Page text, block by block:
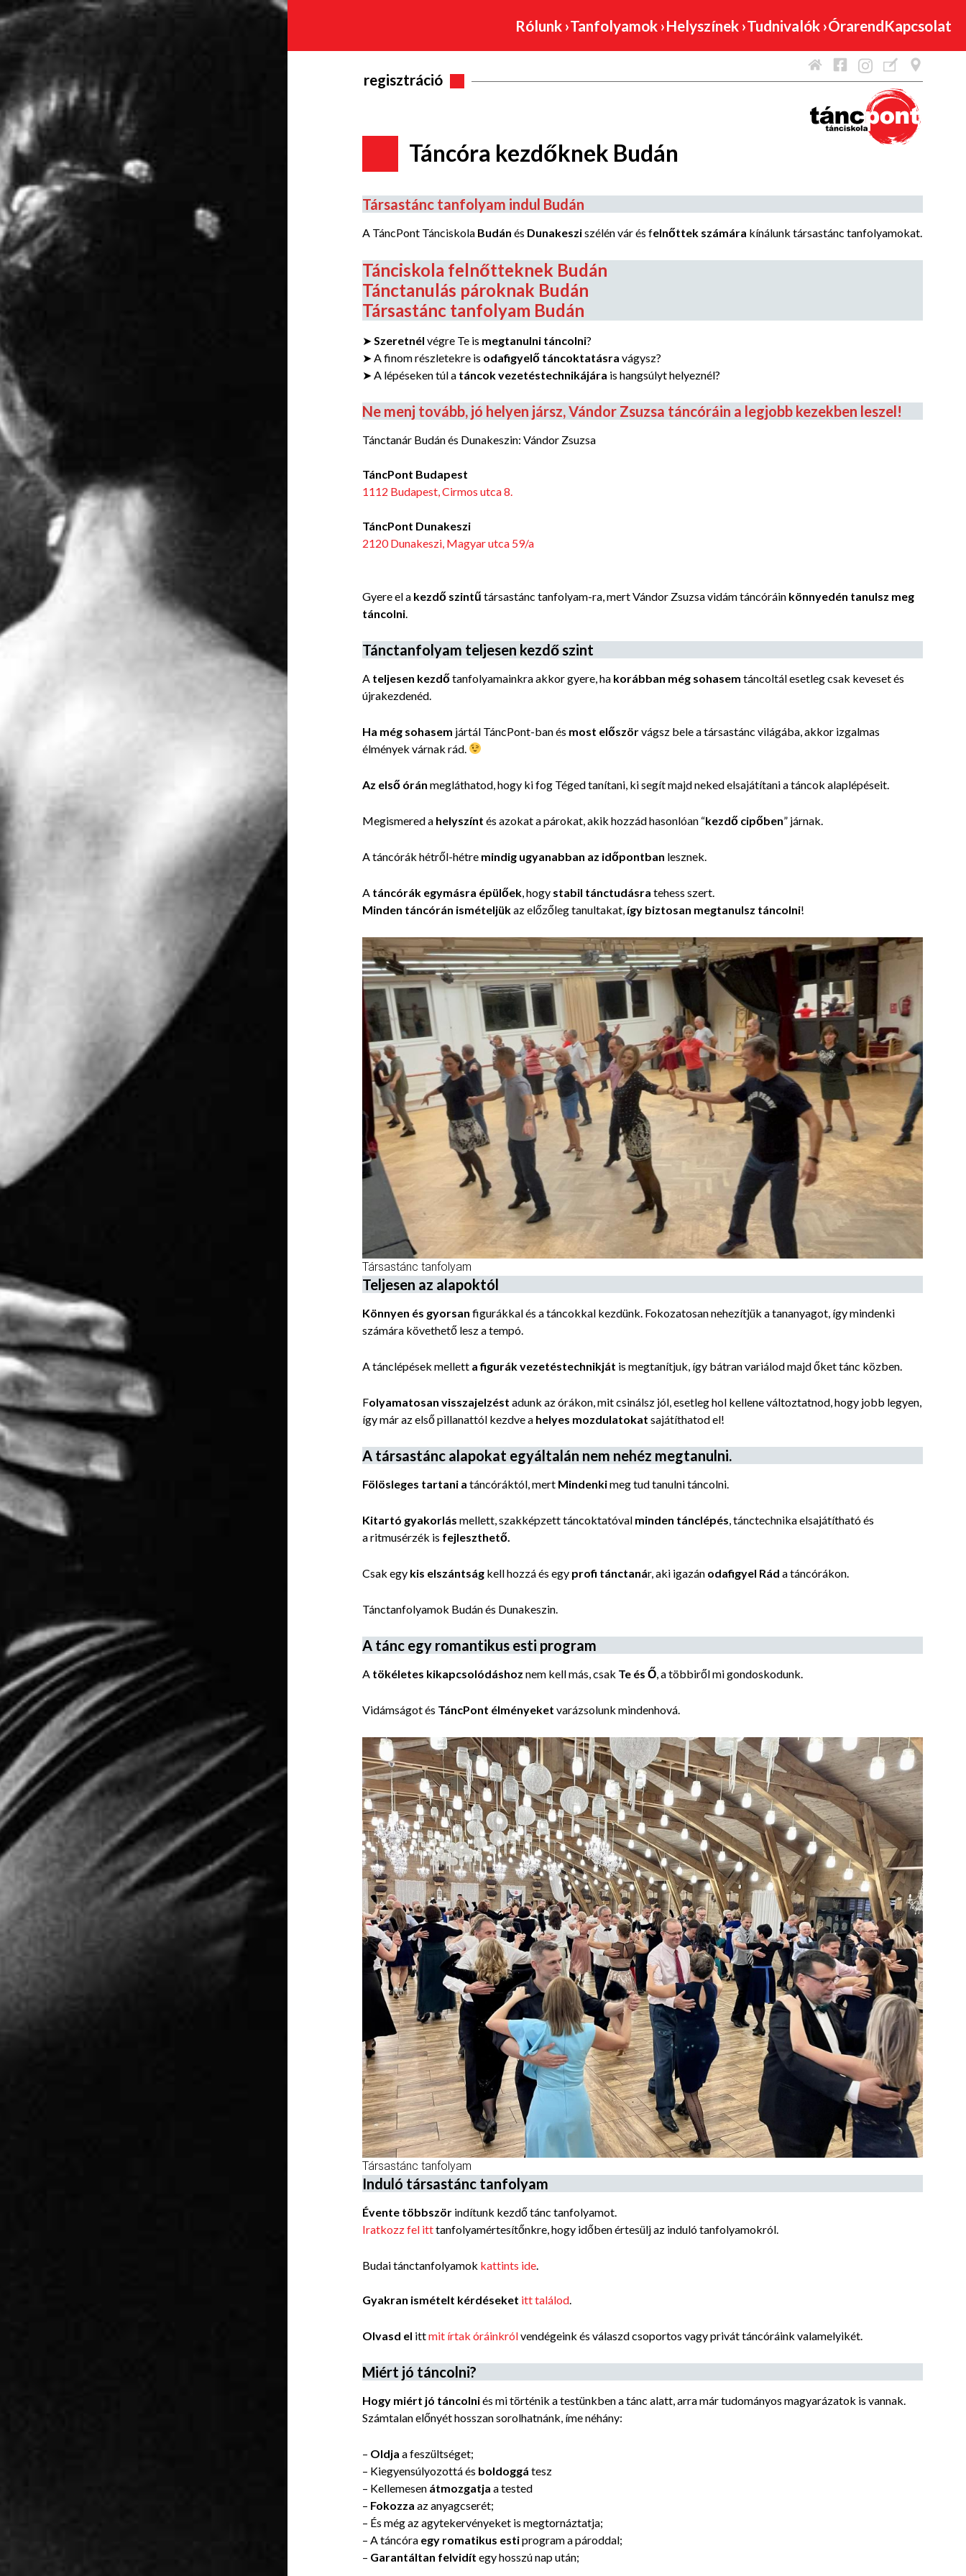
Rólunk ›Tanfolyamok ›Helyszínek ›Tudnivalók ›ÓrarendKapcsolat
regisztráció
Táncóra kezdőknek Budán
Társastánc tanfolyam indul Budán
A TáncPont Tánciskola Budán és Dunakesziszélén vár és felnőttek számára kínálunk társastánc tanfolyamokat.
Tánciskola felnőtteknek Budán
Tánctanulás pároknak Budán
Társastánc tanfolyam Budán
➤Szeretnél végre Te is megtanulni táncolni?
➤ A finom részletekre is odafigyelő táncoktatásra vágysz?
➤ A lépéseken túl a táncok vezetéstechnikájára is hangsúlyt helyeznél?
Ne menj tovább, jó helyen jársz, Vándor Zsuzsa táncóráin a legjobb kezekben leszel!
Tánctanár Budán és Dunakeszin: Vándor Zsuzsa
TáncPont Budapest
1112 Budapest, Cirmos utca 8.
TáncPont Dunakeszi
2120 Dunakeszi, Magyar utca 59/a
Gyere el a kezdő szintű társastánc tanfolyam-ra, mert Vándor Zsuzsa vidám táncóráin könnyedén tanulsz meg
táncolni.
Tánctanfolyam teljesen kezdő szint
A teljesen kezdőtanfolyamainkra akkor gyere, ha korábban még sohasem táncoltál esetleg csak keveset és
újrakezdenéd.
Ha még sohasem jártál TáncPont-ban és most előszörvágsz bele a társastánc világába, akkor izgalmas
élmények várnak rád.
Az első órán megláthatod, hogy ki fog Téged tanítani, ki segít majd neked elsajátítani a táncok alaplépéseit.
Megismered a helyszínt és azokat a párokat, akik hozzád hasonlóan “kezdő cipőben” járnak.
A táncórák hétről-hétre mindig ugyanabban az időpontban lesznek.
A táncórák egymásra épülőek, hogy stabil tánctudásra tehess szert.
Minden táncórán ismételjükaz előzőleg tanultakat, így biztosan megtanulsz táncolni!
Társastánc tanfolyam
Teljesen az alapoktól
Könnyen és gyorsan figurákkal és a táncokkal kezdünk. Fokozatosan nehezítjük a tananyagot, így mindenki
számára követhető lesz a tempó.
A tánclépések mellett a figurák vezetéstechnikját is megtanítjuk, így bátran variálod majd őket tánc közben.
Folyamatosan visszajelzést adunk az órákon, mit csinálsz jól, esetleg hol kellene változtatnod, hogy jobb legyen,
így már az első pillanattól kezdve a helyes mozdulatokat sajátíthatod el!
A társastánc alapokat egyáltalán nem nehéz megtanulni.
Fölösleges tartani a táncóráktól, mert Mindenkimeg tud tanulni táncolni.
Kitartó gyakorlás mellett, szakképzett táncoktatóval minden tánclépés , tánctechnika elsajátítható és
a ritmusérzék is fejleszthető.
Csak egy kis elszántság kell hozzá és egy profi tánctanár, aki igazán odafigyel Rád a táncórákon.
Tánctanfolyamok Budán és Dunakeszin.
A tánc egy romantikus esti program
A tökéletes kikapcsolódáshoz nem kell más, csak Te és Ő , a többiről mi gondoskodunk.
Vidámságot és TáncPont élményeket varázsolunk mindenhová.
Társastánc tanfolyam
Induló társastánc tanfolyam
Évente többször indítunk kezdő tánc tanfolyamot.
Iratkozz fel itttanfolyamértesítőnkre, hogy időben értesülj az induló tanfolyamokról.
Budai tánctanfolyamok kattints ide
Gyakran ismételt kérdéseket itt találod
Olvasd el ittmit írtak óráinkrólvendégeink és válaszd csoportos vagy privát táncóráink valamelyikét.
Miért jó táncolni?
Hogy miért jó táncolniés mi történik a testünkben a tánc alatt, arra már tudományos magyarázatok is vannak.
Számtalan előnyét hosszan sorolhatnánk, íme néhány:
– Oldja a feszültséget;
– Kiegyensúlyozottá és boldoggá tesz
– Kellemesen átmozgatja a tested
– Fokozza az anyagcserét;
– És még az agytekervényeket is megtornáztatja;
– A táncóra egy romatikus estiprogram a pároddal;
– Garantáltan felvidít egy hosszú nap után;